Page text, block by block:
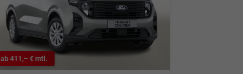
ab 411,– € mtl.